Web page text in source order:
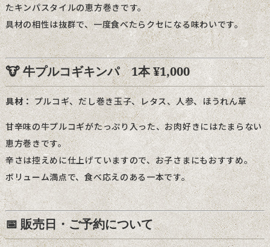
たキンパスタイルの恵方巻きです。
具材の相性は抜群で、一度食べたらクセになる味わいです。
🐮 牛プルコギキンパ 1本 ¥1,000
具材：プルコギ、だし巻き玉子、レタス、人参、ほうれん草
甘辛味の牛プルコギがたっぷり入った、お肉好きにはたまらない
恵方巻きです。
辛さは控えめに仕上げていますので、お子さまにもおすすめ。
ボリューム満点で、食べ応えのある一本です。
📅 販売日・ご予約について